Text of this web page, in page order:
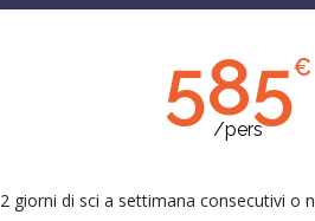
585€
/pers
2 giorni di sci a settimana consecutivi o